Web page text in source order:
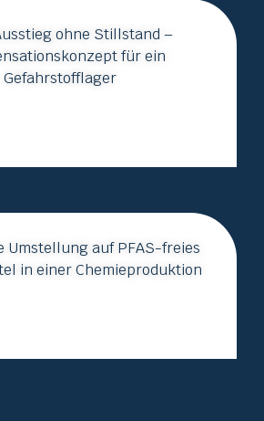
ohne Stillstand –
für ein
Gefahrstofflager
Umstellung auf PFAS-freies
in einer Chemieproduktion